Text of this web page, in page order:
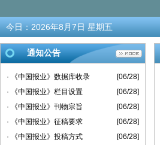
今日： 2026年8月7日 星期五
通知公告
· 《中国报业》数据库收录
[06/28]
· 《中国报业》栏目设置
[06/28]
· 《中国报业》刊物宗旨
[06/28]
· 《中国报业》征稿要求
[06/28]
· 《中国报业》投稿方式
[06/28]